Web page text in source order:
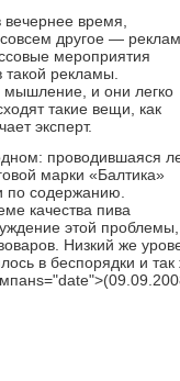
время,
другое —
мероприятия
такой рекламы.
и они легко
такие вещи, как
эксперт.
проводившаяся
марки «Балтика»
по содержанию.
качества пива
этой проблемы,
Низкий же
в беспорядки и так